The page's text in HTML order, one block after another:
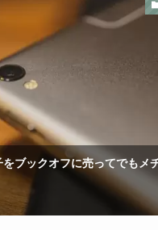
ブックオフに売ってでもメ